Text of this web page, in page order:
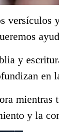
versículos
y
en
mientras
y la